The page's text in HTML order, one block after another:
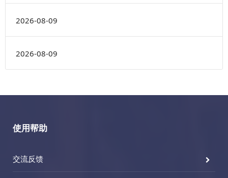
2026-08-09
2026-08-09
使用帮助
交流反馈